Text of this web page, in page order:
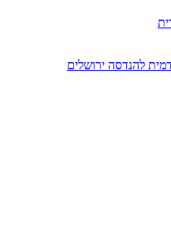
להנדסה ירושלים